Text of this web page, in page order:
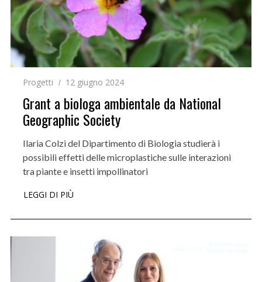
Progetti 12 giugno 2024
Grant a biologa ambientale da National
Geographic Society
Ilaria Colzi del Dipartimento di Biologia studierà i
possibili effetti delle microplastiche sulle interazioni
tra piante e insetti impollinatori
LEGGI DI PIÙ